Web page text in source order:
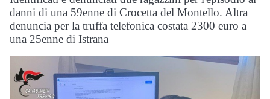
danni di una 59enne di Crocetta del Montello. Altra
denuncia per la truffa telefonica costata 2300 euro a
una 25enne di Istrana